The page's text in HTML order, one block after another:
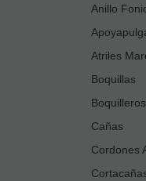
Anillo
Atriles
Boquillas
Boquilleros
Cañas
Cordones